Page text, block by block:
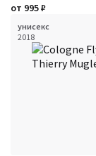
от 995₽
унисекс
2018